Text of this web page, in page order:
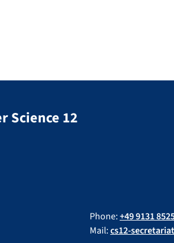
Science 12
Phone:+49 9131
Mail:cs12-